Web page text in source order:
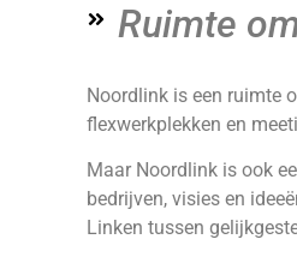
Ruimte
Noordlink is een ruimte
flexwerkplekken en
Maar Noordlink is ook
bedrijven, visies en
Linken tussen